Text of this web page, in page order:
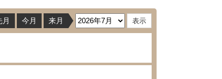
月 今月 来月